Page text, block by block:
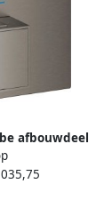
afbouwdeel
hard